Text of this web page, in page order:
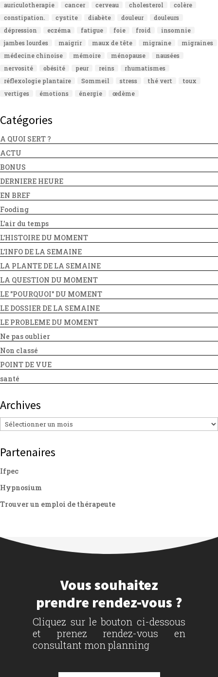
auriculotherapie
cancer cerveau cholesterol
colère
constipation.
cystite diabète douleur
douleurs
dépression
eczéma fatigue foie froid
insomnie
jambes lourdes
maigrir maux de tête migraine
migraines
médecine chinoise
mémoire ménopause
nausées
nervosité
obésité peur reins
rhumatismes
réflexologie plantaire
Sommeil stress thé vert
toux
vertiges
émotions énergie œdème
Catégories
A QUOI SERT ?
ACTU
BONUS
DERNIERE HEURE
EN BREF
Fooding
L'air du temps
L'HISTOIRE DU MOMENT
L'INFO DE LA SEMAINE
LA PLANTE DE LA SEMAINE
LA QUESTION DU MOMENT
LE "POURQUOI" DU MOMENT
LE DOSSIER DE LA SEMAINE
LE PROBLEME DU MOMENT
Ne pas oublier
Non classé
POINT DE VUE
santé
Archives
Archives
Partenaires
Ifpec
Hypnosium
Trouver un emploi de thérapeute
Vous souhaitez
prendre rendez-vous ?
Cliquez sur le bouton ci-dessous
et prenez rendez-vous en
consultant mon planning